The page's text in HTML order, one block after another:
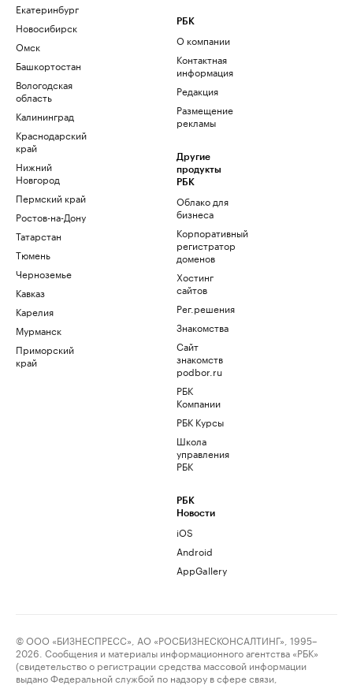
Екатеринбург
Новосибирск
Омск
Башкортостан
Вологодская
область
Калининград
Краснодарский
край
Нижний
Новгород
Пермский край
Ростов-на-Дону
Татарстан
Тюмень
Черноземье
Кавказ
Карелия
Мурманск
Приморский
край
РБК
О компании
Контактная
информация
Редакция
Размещение
рекламы
Другие
продукты
РБК
Облако для
бизнеса
Корпоративный
регистратор
доменов
Хостинг
сайтов
Рег.решения
Знакомства
Сайт
знакомств
podbor.ru
РБК
Компании
РБК Курсы
Школа
управления
РБК
РБК
Новости
iOS
Android
AppGallery
© ООО «БИЗНЕСПРЕСС», АО «РОСБИЗНЕСКОНСАЛТИНГ», 1995–
2026. Сообщения и материалы информационного агентства «РБК»
(свидетельство о регистрации средства массовой информации
выдано Федеральной службой по надзору в сфере связи,